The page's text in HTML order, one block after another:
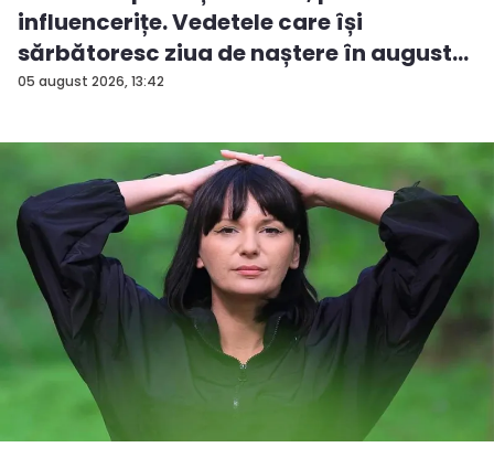
05 august 2026, 13:42
influencerițe. Vedetele care își
sărbătoresc ziua de naștere în august...